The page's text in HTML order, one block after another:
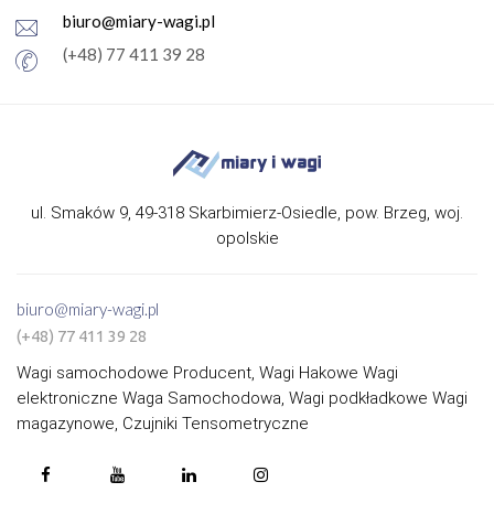
biuro@miary-wagi.pl
(+48) 77 411 39 28
ul. Smaków 9, 49-318 Skarbimierz-Osiedle, pow. Brzeg, woj.
opolskie
biuro@miary-wagi.pl
(+48) 77 411 39 28
Wagi samochodowe Producent, Wagi Hakowe Wagi
elektroniczne Waga Samochodowa, Wagi podkładkowe Wagi
magazynowe, Czujniki Tensometryczne